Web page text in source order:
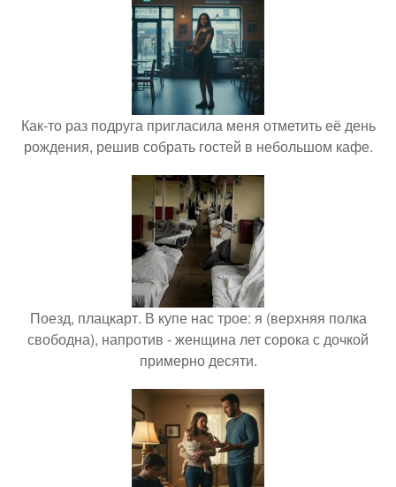
Как-то раз подруга пригласила меня отметить её день
рождения, решив собрать гостей в небольшом кафе.
Поезд, плацкарт. В купе нас трое: я (верхняя полка
свободна), напротив - женщина лет сорока с дочкой
примерно десяти.